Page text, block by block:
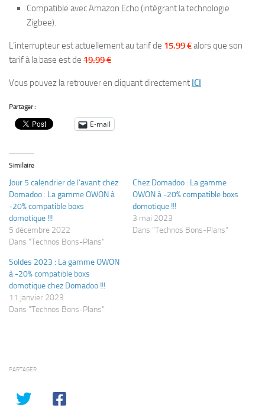
Compatible avec Amazon Echo (intégrant la technologie
Zigbee).
L’interrupteur est actuellement au tarif de 15.99 €alors que son
tarif à la base est de 19.99 €
Vous pouvez la retrouver en cliquant directement ICI
Partager :
E-mail
Similaire
Jour 5 calendrier de l’avant chez
Domadoo : La gamme OWON à
-20% compatible boxs
domotique !!!
5 décembre 2022
Dans "Technos Bons-Plans"
Chez Domadoo : La gamme
OWON à -20% compatible boxs
domotique !!!
3 mai 2023
Dans "Technos Bons-Plans"
Soldes 2023 : La gamme OWON
à -20% compatible boxs
domotique chez Domadoo !!!
11 janvier 2023
Dans "Technos Bons-Plans"
PARTAGER